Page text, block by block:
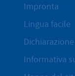
Impronta
Lingua facile
Informativa